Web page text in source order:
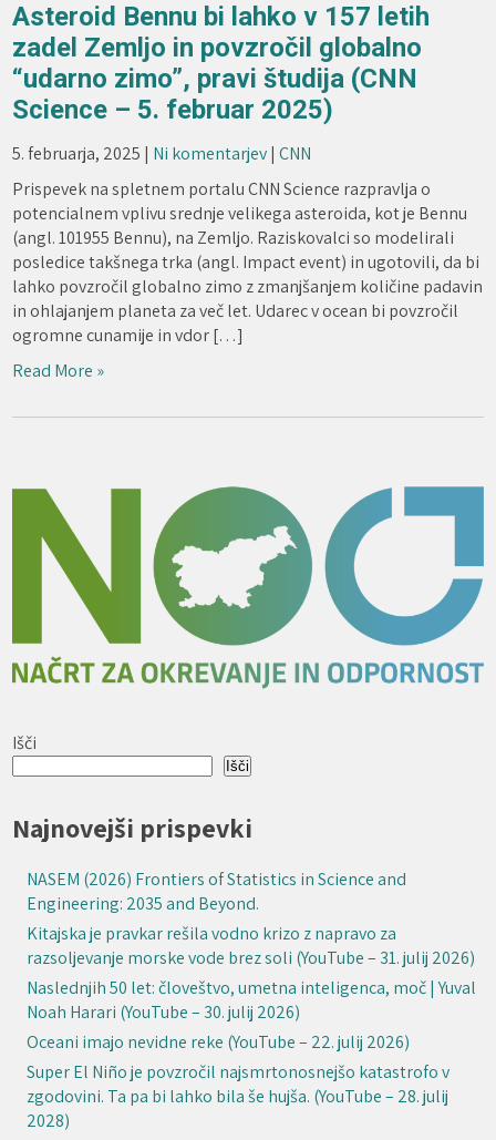
Asteroid Bennu bi lahko v 157 letih
zadel Zemljo in povzročil globalno
“udarno zimo”, pravi študija (CNN
Science – 5. februar 2025)
5. februarja, 2025 | Ni komentarjev|CNN
Prispevek na spletnem portalu CNN Science razpravlja o
potencialnem vplivu srednje velikega asteroida, kot je Bennu
(angl. 101955 Bennu), na Zemljo. Raziskovalci so modelirali
posledice takšnega trka (angl. Impact event) in ugotovili, da bi
lahko povzročil globalno zimo z zmanjšanjem količine padavin
in ohlajanjem planeta za več let. Udarec v ocean bi povzročil
ogromne cunamije in vdor […]
Read More »
Išči
Išči
Najnovejši prispevki
NASEM (2026) Frontiers of Statistics in Science and
Engineering: 2035 and Beyond.
Kitajska je pravkar rešila vodno krizo z napravo za
razsoljevanje morske vode brez soli (YouTube – 31. julij 2026)
Naslednjih 50 let: človeštvo, umetna inteligenca, moč | Yuval
Noah Harari (YouTube – 30. julij 2026)
Oceani imajo nevidne reke (YouTube – 22. julij 2026)
Super El Niño je povzročil najsmrtonosnejšo katastrofo v
zgodovini. Ta pa bi lahko bila še hujša. (YouTube – 28. julij
2028)